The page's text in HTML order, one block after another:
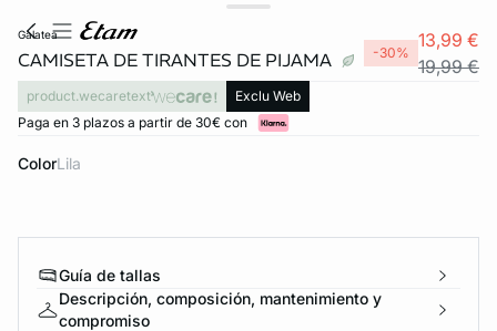
INVISIBLE
galatea
CAMISETA DE TIRANTES DE PIJAMA -30%
13,99 €
19,99 €
product.wecaretext
Exclu Web
Paga en 3 plazos a partir de 30€ con
Color lila
Guía de tallas
Descripción, composición, mantenimiento y
compromiso